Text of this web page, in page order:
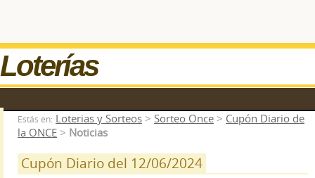
Loterías
Estás en: Loterias y Sorteos > Sorteo Once > Cupón Diario de
la ONCE > Noticias
Cupón Diario del 12/06/2024